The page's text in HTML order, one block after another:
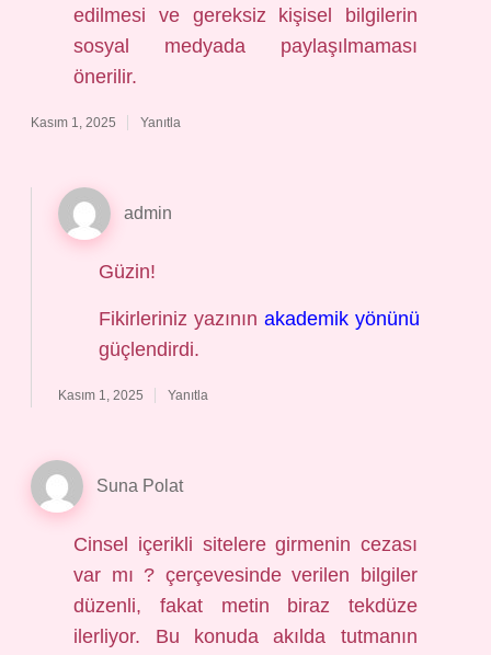
edilmesi ve gereksiz kişisel bilgilerin
sosyal medyada paylaşılmaması
önerilir.
Kasım 1, 2025 Yanıtla
admin
Güzin!
Fikirleriniz yazınınakademik yönünü
güçlendirdi.
Kasım 1, 2025 Yanıtla
Suna Polat
Cinsel içerikli sitelere girmenin cezası
var mı ? çerçevesinde verilen bilgiler
düzenli, fakat metin biraz tekdüze
ilerliyor. Bu konuda akılda tutmanın